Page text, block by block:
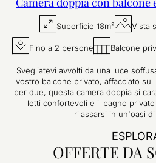
Superficie 18m² Vista
Fino a 2 persone Balcone
Svegliatevi avvolti da una luce
vostro balcone privato, affacciato
per due, questa camera doppia si
letti confortevoli e il bagno
rilassarsi in un'oasi
OFFERTE DA